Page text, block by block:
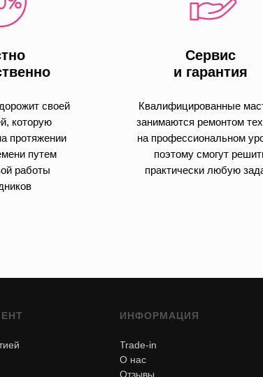
своей
которую
протяжении
путем
работы
Сервис
и гарантия
Квалифицированные
занимаются ремонтом
на профессиональном
поэтому смогут
практически любую
ИНФОРМАЦИЯ
Отзывы
О нас
Trade-in